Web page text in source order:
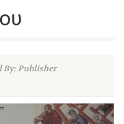
By: Publisher